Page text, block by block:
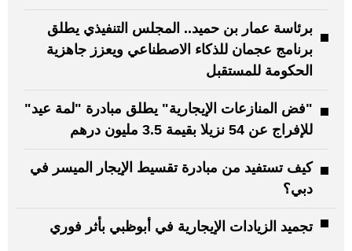
برئاسة عمار بن حميد.. المجلس التنفيذي يطلق
برنامج عجمان للذكاء الاصطناعي ويعزز جاهزية
الحكومة للمستقبل
"فض المنازعات الإيجارية" يطلق مبادرة "لمة عيد"
للإفراج عن 54 نزيلا بقيمة 3.5 مليون درهم
كيف تستفيد من مبادرة تقسيط الإيجار الميسر في
دبي؟
تجميد الزيادات الإيجارية في أبوظبي بأثر فوري